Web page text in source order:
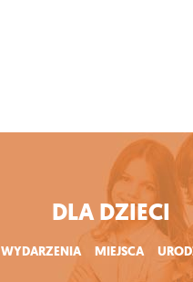
DLA DZIECI
WYDARZENIA MIEJSCA